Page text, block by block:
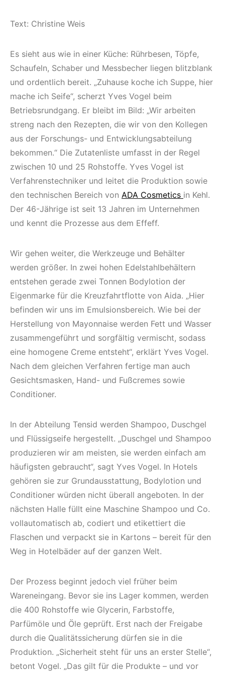
Text: Christine Weis
Es sieht aus wie in einer Küche: Rührbesen, Töpfe,
Schaufeln, Schaber und Messbecher liegen blitzblank
und ordentlich bereit. „Zuhause koche ich Suppe, hier
mache ich Seife“, scherzt Yves Vogel beim
Betriebsrundgang. Er bleibt im Bild: „Wir arbeiten
streng nach den Rezepten, die wir von den Kollegen
aus der Forschungs- und Entwicklungsabteilung
bekommen.“ Die Zutatenliste umfasst in der Regel
zwischen 10 und 25 Rohstoffe. Yves Vogel ist
Verfahrenstechniker und leitet die Produktion sowie
den technischen Bereich von ADA Cosmetics in Kehl.
Der 46-Jährige ist seit 13 Jahren im Unternehmen
und kennt die Prozesse aus dem Effeff.
Wir gehen weiter, die Werkzeuge und Behälter
werden größer. In zwei hohen Edelstahlbehältern
entstehen gerade zwei Tonnen Bodylotion der
Eigenmarke für die Kreuzfahrtflotte von Aida. „Hier
befinden wir uns im Emulsionsbereich. Wie bei der
Herstellung von Mayonnaise werden Fett und Wasser
zusammengeführt und sorgfältig vermischt, sodass
eine homogene Creme entsteht“, erklärt Yves Vogel.
Nach dem gleichen Verfahren fertige man auch
Gesichtsmasken, Hand- und Fußcremes sowie
Conditioner.
In der Abteilung Tensid werden Shampoo, Duschgel
und Flüssigseife hergestellt. „Duschgel und Shampoo
produzieren wir am meisten, sie werden einfach am
häufigsten gebraucht“, sagt Yves Vogel. In Hotels
gehören sie zur Grundausstattung, Bodylotion und
Conditioner würden nicht überall angeboten. In der
nächsten Halle füllt eine Maschine Shampoo und Co.
vollautomatisch ab, codiert und etikettiert die
Flaschen und verpackt sie in Kartons – bereit für den
Weg in Hotelbäder auf der ganzen Welt.
Der Prozess beginnt jedoch viel früher beim
Wareneingang. Bevor sie ins Lager kommen, werden
die 400 Rohstoffe wie Glycerin, Farbstoffe,
Parfümöle und Öle geprüft. Erst nach der Freigabe
durch die Qualitätssicherung dürfen sie in die
Produktion. „Sicherheit steht für uns an erster Stelle“,
betont Vogel. „Das gilt für die Produkte – und vor